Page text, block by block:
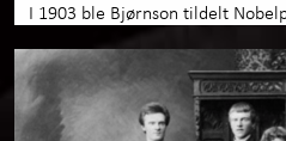
I 1903 ble Bjørnson tildelt